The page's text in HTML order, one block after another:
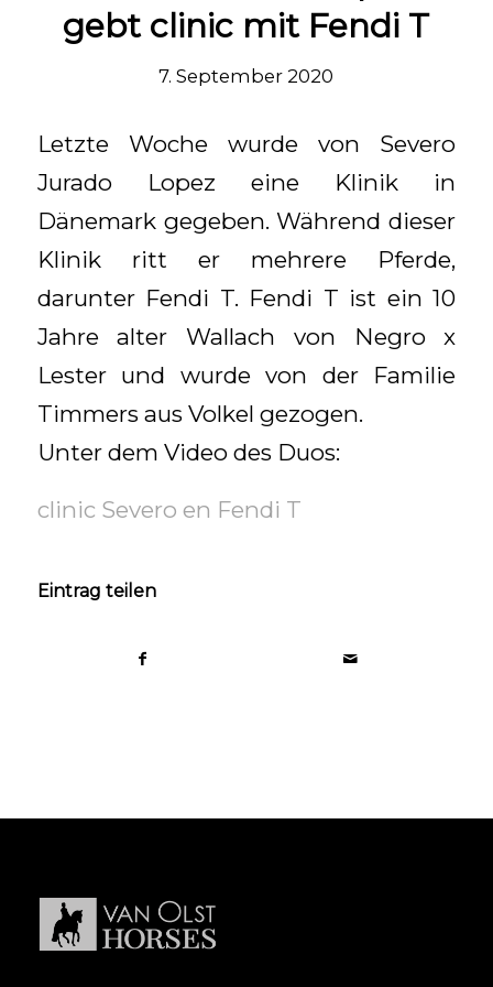
gebt clinic mit Fendi T
7. September 2020
Letzte Woche wurde von Severo
Jurado Lopez eine Klinik in
Dänemark gegeben. Während dieser
Klinik ritt er mehrere Pferde,
darunter Fendi T. Fendi T ist ein 10
Jahre alter Wallach von Negro x
Lester und wurde von der Familie
Timmers aus Volkel gezogen.
Unter dem Video des Duos:
clinic Severo en Fendi T
Eintrag teilen